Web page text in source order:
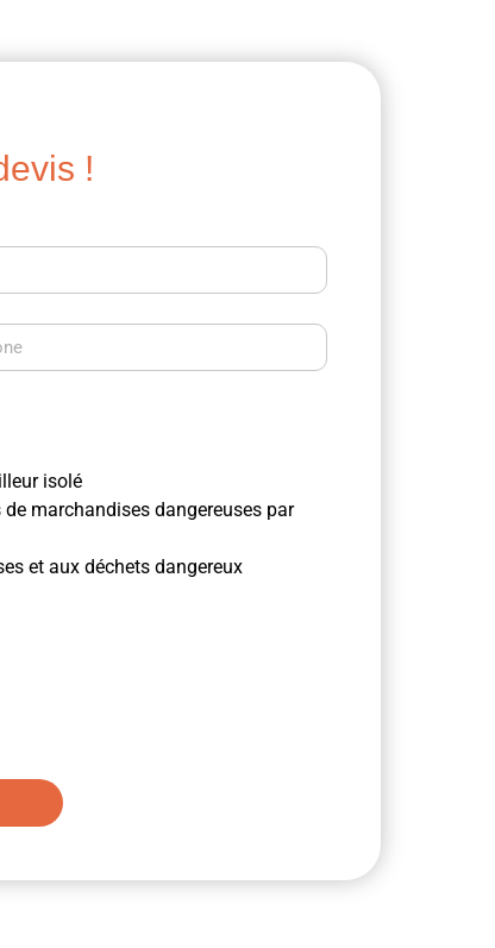
!
isolé
marchandises dangereuses par
et aux déchets dangereux